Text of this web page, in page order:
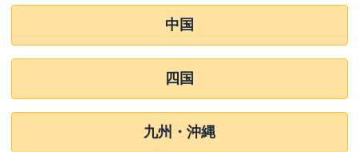
中国
四国
九州・沖縄